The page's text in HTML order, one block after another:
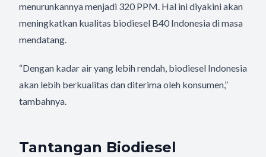
menurunkannya menjadi 320 PPM. Hal ini diyakini akan
meningkatkan kualitas biodiesel B40 Indonesia di masa
mendatang.
“Dengan kadar air yang lebih rendah, biodiesel Indonesia
akan lebih berkualitas dan diterima oleh konsumen,”
tambahnya.
Tantangan Biodiesel